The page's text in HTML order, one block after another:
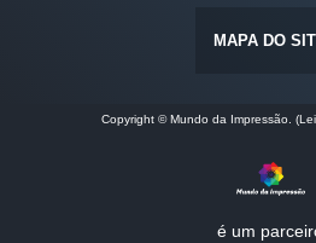
MAPA DO
Copyright © Mundo da Impressão.
é um